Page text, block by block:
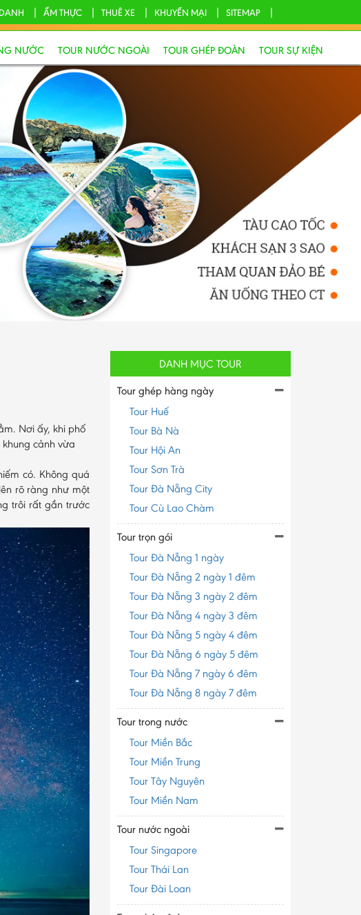
ẨM THỰC THUÊ XE KHUYẾN MẠI SITEMAP
NƯỚC TOUR NƯỚC NGOÀI TOUR GHÉP ĐOÀN TOUR SỰ KIỆN
Nơi ấy, khi phố
cảnh vừa
có. Không quá
rõ ràng như một
trôi rất gần trước
DANH MỤC TOUR
Tour ghép hàng ngày
Tour Huế
Tour Bà Nà
Tour Hội An
Tour Sơn Trà
Tour Đà Nẵng City
Tour Cù Lao Chàm
Tour trọn gói
Tour Đà Nẵng 1 ngày
Tour Đà Nẵng 2 ngày 1 đêm
Tour Đà Nẵng 3 ngày 2 đêm
Tour Đà Nẵng 4 ngày 3 đêm
Tour Đà Nẵng 5 ngày 4 đêm
Tour Đà Nẵng 6 ngày 5 đêm
Tour Đà Nẵng 7 ngày 6 đêm
Tour Đà Nẵng 8 ngày 7 đêm
Tour trong nước
Tour Miền Bắc
Tour Miền Trung
Tour Tây Nguyên
Tour Miền Nam
Tour nước ngoài
Tour Singapore
Tour Thái Lan
Tour Đài Loan